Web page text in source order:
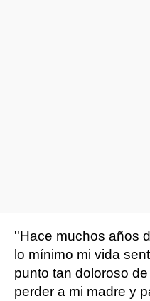
''Hace muchos años
lo mínimo mi vida
punto tan doloroso
perder a mi madre y